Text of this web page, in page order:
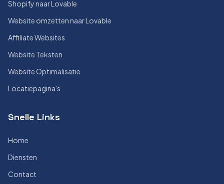
Shopify naar Lovable
Website omzetten naar Lovable
Affiliate Websites
Website Teksten
Website Optimalisatie
Locatiepagina's
Snelle Links
Home
Diensten
Contact